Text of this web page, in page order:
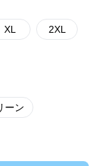
XL 2XL
ーン